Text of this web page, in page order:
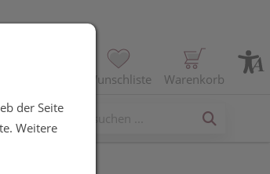
Wunschliste Warenkorb
der Seite
Weitere